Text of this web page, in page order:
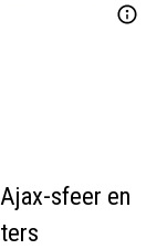
sfeer en